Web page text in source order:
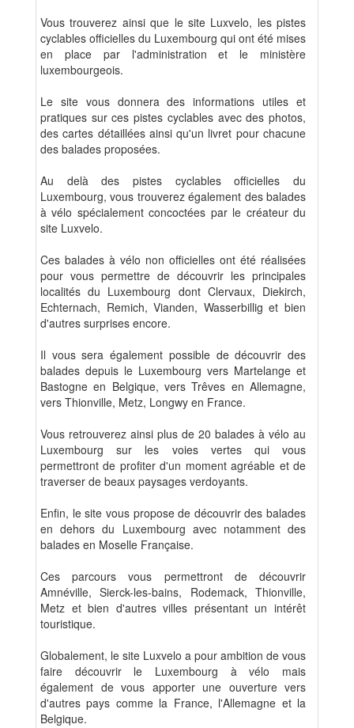
Vous trouverez ainsi que le site Luxvelo, les pistes
cyclables officielles du Luxembourg qui ont été mises
en place par l'administration et le ministère
luxembourgeois.
Le site vous donnera des informations utiles et
pratiques sur ces pistes cyclables avec des photos,
des cartes détaillées ainsi qu'un livret pour chacune
des balades proposées.
Au delà des pistes cyclables officielles du
Luxembourg, vous trouverez également des balades
à vélo spécialement concoctées par le créateur du
site Luxvelo.
Ces balades à vélo non officielles ont été réalisées
pour vous permettre de découvrir les principales
localités du Luxembourg dont Clervaux, Diekirch,
Echternach, Remich, Vianden, Wasserbillig et bien
d'autres surprises encore.
Il vous sera également possible de découvrir des
balades depuis le Luxembourg vers Martelange et
Bastogne en Belgique, vers Trêves en Allemagne,
vers Thionville, Metz, Longwy en France.
Vous retrouverez ainsi plus de 20 balades à vélo au
Luxembourg sur les voies vertes qui vous
permettront de profiter d'un moment agréable et de
traverser de beaux paysages verdoyants.
Enfin, le site vous propose de découvrir des balades
en dehors du Luxembourg avec notamment des
balades en Moselle Française.
Ces parcours vous permettront de découvrir
Amnéville, Sierck-les-bains, Rodemack, Thionville,
Metz et bien d'autres villes présentant un intérêt
touristique.
Globalement, le site Luxvelo a pour ambition de vous
faire découvrir le Luxembourg à vélo mais
également de vous apporter une ouverture vers
d'autres pays comme la France, l'Allemagne et la
Belgique.